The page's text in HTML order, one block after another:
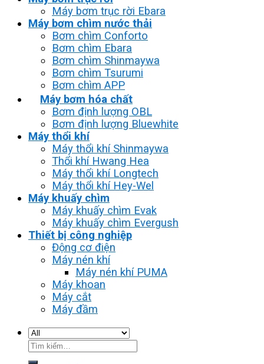
Máy bơm trục rời Ebara
Máy bơm chìm nước thải
Bơm chìm Conforto
Bơm chìm Ebara
Bơm chìm Shinmaywa
Bơm chìm Tsurumi
Bơm chìm APP
Máy bơm hóa chất
Bơm định lượng OBL
Bơm định lượng Bluewhite
Máy thổi khí
Máy thổi khí Shinmaywa
Thổi khí Hwang Hea
Máy thổi khí Longtech
Máy thổi khí Hey-Wel
Máy khuấy chìm
Máy khuấy chìm Evak
Máy khuấy chìm Evergush
Thiết bị công nghiệp
Động cơ điện
Máy nén khí
Máy nén khí PUMA
Máy khoan
Máy cắt
Máy đầm
Tìm